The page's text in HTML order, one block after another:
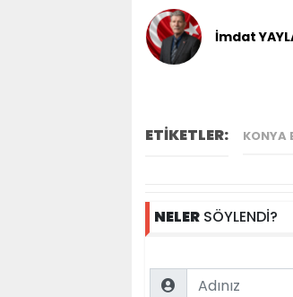
İmdat
ETİKETLER: KONYA
NELER SÖYLENDİ?
Name